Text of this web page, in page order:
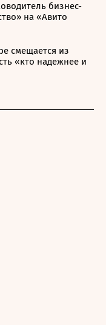
бизнес-
на «Авито
смещается из
«кто надежнее и